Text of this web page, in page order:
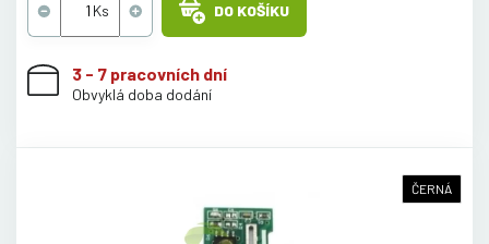
DO KOŠÍKU
3 - 7 pracovních dní
Obvyklá doba dodání
ČERNÁ